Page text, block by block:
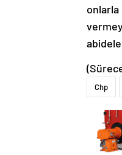
onlarla
Chp